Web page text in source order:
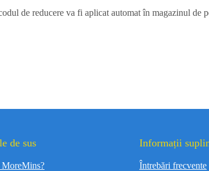
de reducere va fi aplicat automat în magazinul de
de sus
MoreMins?
Informații
Întrebări frecvente